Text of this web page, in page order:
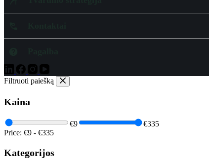
Filtruoti paiešką
Kaina
€9
€335
Price: €9 - €335
Kategorijos